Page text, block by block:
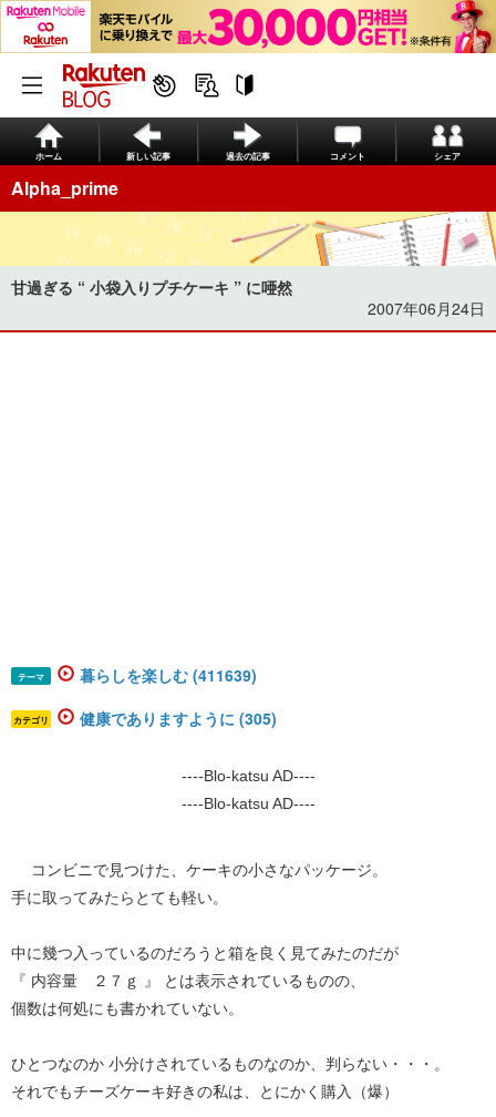
ホーム 新しい記事 過去の記事 コメント シェア
Alpha_prime
甘過ぎる “ 小袋入りプチケーキ ” に唖然
2007年06月24日
テーマ 暮らしを楽しむ (411639)
カテゴリ 健康でありますように (305)
----Blo-katsu AD----
----Blo-katsu AD----
コンビニで見つけた、ケーキの小さなパッケージ。
手に取ってみたらとても軽い。
中に幾つ入っているのだろうと箱を良く見てみたのだが
『 内容量 ２７ｇ 』 とは表示されているものの、
個数は何処にも書かれていない。
ひとつなのか 小分けされているものなのか、判らない・・・。
それでもチーズケーキ好きの私は、とにかく購入（爆）